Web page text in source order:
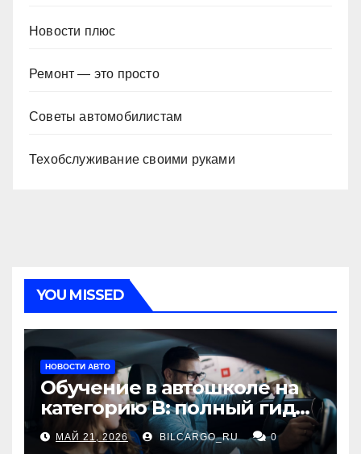
Новости плюс
Ремонт — это просто
Советы автомобилистам
Техобслуживание своими руками
YOU MISSED
НОВОСТИ АВТО
Обучение в автошколе на
категорию В: полный гид
для будущих водителей
МАЙ 21, 2026 BILCARGO_RU 0